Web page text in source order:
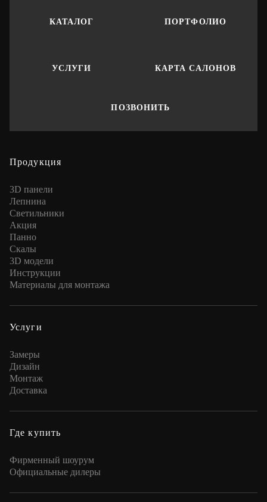
КАТАЛОГ ПОРТФОЛИО
УСЛУГИ КАРТА САЛОНОВ
ПОЗВОНИТЬ
Продукция
3D панели
Лепнина
Cветильники
Акция
Панно
Скалы
3D модели
Инструкции
Материалы для монтажа
Услуги
Замеры
Дизайн
Монтаж
Доставка
Где купить
Фирменный шоурум
Официальные дилеры